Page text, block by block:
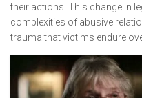
their actions. This change in
complexities of abusive
trauma that victims endure